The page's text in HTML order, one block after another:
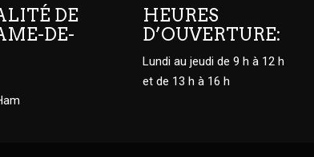
DE
DE-
HEURES
D’OUVERTURE:
Lundi au jeudi de 9 h à 12 h
et de 13 h à 16 h